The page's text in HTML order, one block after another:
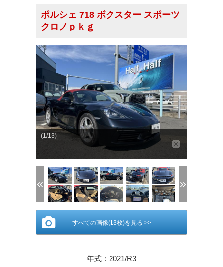
ポルシェ 718 ボクスター スポーツ
クロノｐｋｇ
(1/13)
すべての画像(13枚)を見る >>
年式 ： 2021/R3